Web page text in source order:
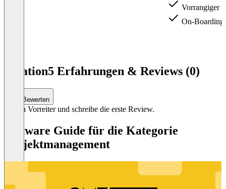
Vorrangiger
On-Boarding
Relation5 Erfahrungen & Reviews (0)
Bewerten
Sei ein Vorreiter und schreibe die erste Review.
Software Guide für die Kategorie
Projektmanagement